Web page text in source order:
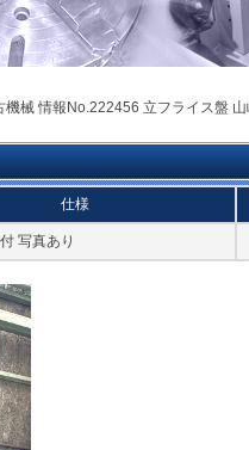
機械 情報No.222456 立フライス盤
仕様
写真あり